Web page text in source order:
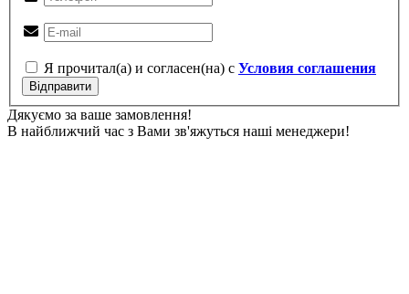
Я прочитал(а) и согласен(на) с Условия соглашения
Відправити
Дякуємо за ваше замовлення!
В найближчий час з Вами зв'яжуться наші менеджери!